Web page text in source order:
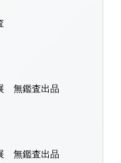
無鑑査出品
無鑑査出品